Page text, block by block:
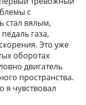
с
стал вялым,
газа,
Это уже
оборотах
двигатель
пространства.
я чувствовал